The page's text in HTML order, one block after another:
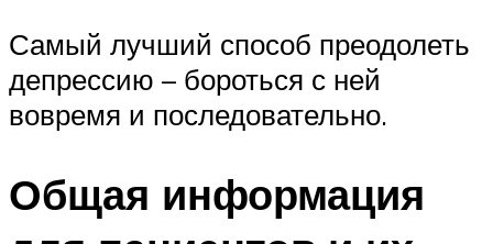
Самый лучший способ преодолеть
депрессию – бороться с ней
вовремя и последовательно.
Общая информация